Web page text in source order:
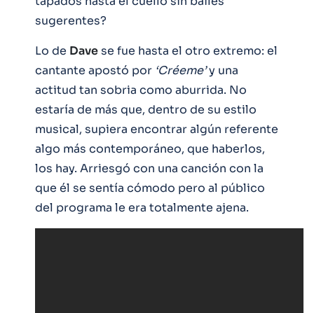
sugerentes?
Lo de Davese fue hasta el otro extremo: el
cantante apostó por ‘Créeme’y una
actitud tan sobria como aburrida. No
estaría de más que, dentro de su estilo
musical, supiera encontrar algún referente
algo más contemporáneo, que haberlos,
los hay. Arriesgó con una canción con la
que él se sentía cómodo pero al público
del programa le era totalmente ajena.